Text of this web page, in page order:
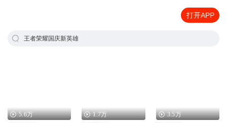
打开APP
王者荣耀国庆新英雄
5.6万 1.7万 3.5万